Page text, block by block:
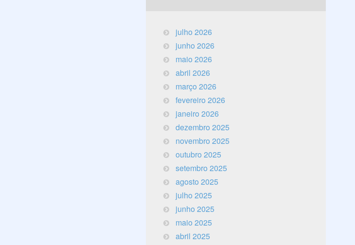
julho 2026
junho 2026
maio 2026
abril 2026
março 2026
fevereiro 2026
janeiro 2026
dezembro 2025
novembro 2025
outubro 2025
setembro 2025
agosto 2025
julho 2025
junho 2025
maio 2025
abril 2025